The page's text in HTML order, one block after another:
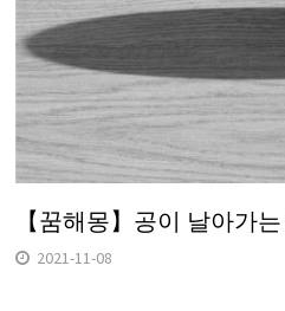
【꿈해몽】공이 날아가
2021-11-08